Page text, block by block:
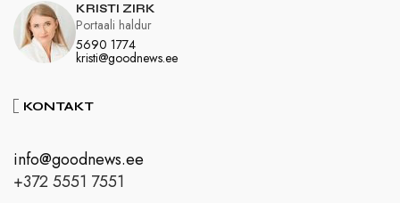
KRISTI ZIRK
5690 1774
kristi@goodnews.ee
Portaali haldur
KONTAKT
info@goodnews.ee
+372 5551 7551